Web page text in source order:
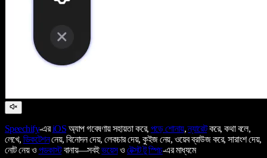
Speechify-এরiOS অ্যাপ গবেষণায় সহায়তা করে, পড়ে শোনায়,ন্যারেটকরে, কথা বলে,
লেখে, ডিকটেশননেয়, বিনোদন দেয়, লেকচার দেয়, কুইজ নেয়, ওয়েব ব্রাউজ করে, সারাংশ দেয়,
নোট নেয় ও পডকাস্টবানায়—সবইভয়েসও টেক্সট টু স্পিচ-এর মাধ্যমে